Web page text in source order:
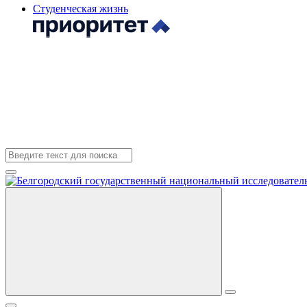
Студенческая жизнь